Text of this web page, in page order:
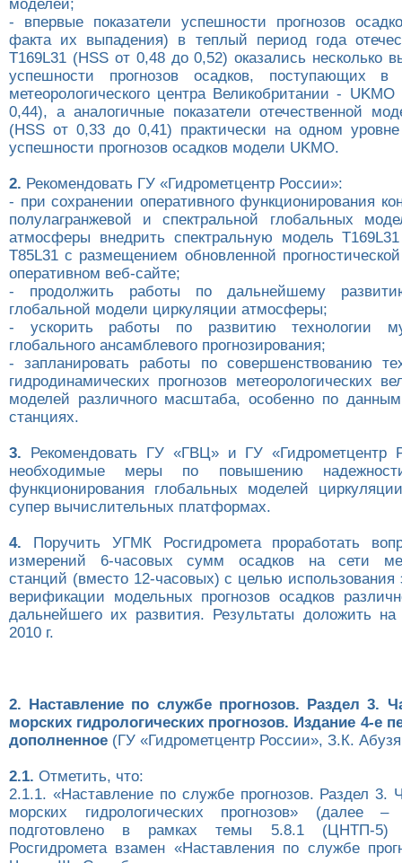
моделей;
- впервые показатели успешности прогнозов
факта их выпадения) в теплый период года
T169L31 (HSS от 0,48 до 0,52) оказались несколько
успешности прогнозов осадков, поступающих
метеорологического центра Великобритании -
0,44), а аналогичные показатели отечественной
(HSS от 0,33 до 0,41) практически на одном
успешности прогнозов осадков модели UKMO.
2. Рекомендовать ГУ «Гидрометцентр России»:
- при сохранении оперативного функционирования
полулагранжевой и спектральной глобальных
атмосферы внедрить спектральную модель
T85L31 с размещением обновленной
оперативном веб-сайте;
- продолжить работы по дальнейшему
глобальной модели циркуляции атмосферы;
- ускорить работы по развитию технологии
глобального ансамблевого прогнозирования;
- запланировать работы по совершенствованию
гидродинамических прогнозов метеорологических
моделей различного масштаба, особенно по
станциях.
3. Рекомендовать ГУ «ГВЦ» и ГУ «Гидрометцентр
необходимые меры по повышению надежности
функционирования глобальных моделей
супер вычислительных платформах.
4. Поручить УГМК Росгидромета проработать
измерений 6-часовых сумм осадков на сети
станций (вместо 12-часовых) с целью
верификации модельных прогнозов осадков
дальнейшего их развития. Результаты доложить
2010 г.
2. Наставление по службе прогнозов. Раздел 3.
морских гидрологических прогнозов. Издание 4-е
дополненное (ГУ «Гидрометцентр России», З.К.
2.1. Отметить, что:
2.1.1. «Наставление по службе прогнозов. Раздел 3.
морских гидрологических прогнозов» (далее –
подготовлено в рамках темы 5.8.1 (ЦНТП-
Росгидромета взамен «Наставления по службе